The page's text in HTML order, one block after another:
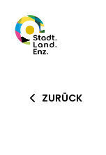
ZURÜCK